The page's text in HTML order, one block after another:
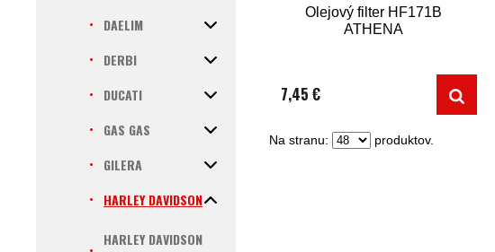
DAELIM
DERBI
DUCATI
GAS GAS
GILERA
HARLEY DAVIDSON
HARLEY DAVIDSON
Olejový filter HF171B
ATHENA
7,45 €
Na stranu: produktov.